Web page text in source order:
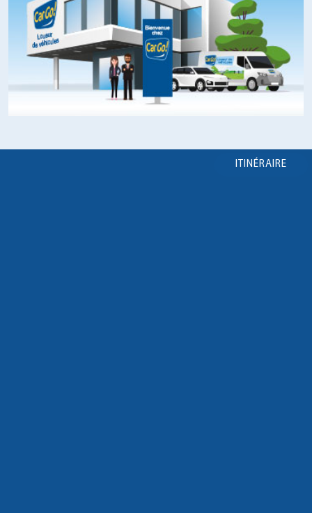
ITINÉRAIRE